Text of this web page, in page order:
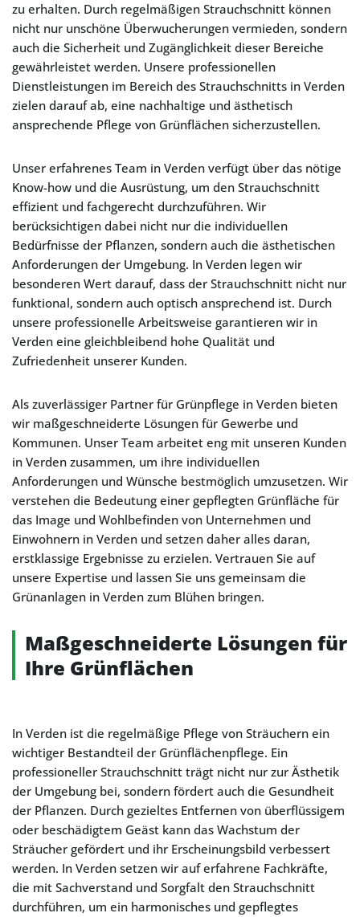
zu erhalten. Durch regelmäßigen Strauchschnitt können
nicht nur unschöne Überwucherungen vermieden, sondern
auch die Sicherheit und Zugänglichkeit dieser Bereiche
gewährleistet werden. Unsere professionellen
Dienstleistungen im Bereich des Strauchschnitts in Verden
zielen darauf ab, eine nachhaltige und ästhetisch
ansprechende Pflege von Grünflächen sicherzustellen.
Unser erfahrenes Team in Verden verfügt über das nötige
Know-how und die Ausrüstung, um den Strauchschnitt
effizient und fachgerecht durchzuführen. Wir
berücksichtigen dabei nicht nur die individuellen
Bedürfnisse der Pflanzen, sondern auch die ästhetischen
Anforderungen der Umgebung. In Verden legen wir
besonderen Wert darauf, dass der Strauchschnitt nicht nur
funktional, sondern auch optisch ansprechend ist. Durch
unsere professionelle Arbeitsweise garantieren wir in
Verden eine gleichbleibend hohe Qualität und
Zufriedenheit unserer Kunden.
Als zuverlässiger Partner für Grünpflege in Verden bieten
wir maßgeschneiderte Lösungen für Gewerbe und
Kommunen. Unser Team arbeitet eng mit unseren Kunden
in Verden zusammen, um ihre individuellen
Anforderungen und Wünsche bestmöglich umzusetzen. Wir
verstehen die Bedeutung einer gepflegten Grünfläche für
das Image und Wohlbefinden von Unternehmen und
Einwohnern in Verden und setzen daher alles daran,
erstklassige Ergebnisse zu erzielen. Vertrauen Sie auf
unsere Expertise und lassen Sie uns gemeinsam die
Grünanlagen in Verden zum Blühen bringen.
Maßgeschneiderte Lösungen für
Ihre Grünflächen
In Verden ist die regelmäßige Pflege von Sträuchern ein
wichtiger Bestandteil der Grünflächenpflege. Ein
professioneller Strauchschnitt trägt nicht nur zur Ästhetik
der Umgebung bei, sondern fördert auch die Gesundheit
der Pflanzen. Durch gezieltes Entfernen von überflüssigem
oder beschädigtem Geäst kann das Wachstum der
Sträucher gefördert und ihr Erscheinungsbild verbessert
werden. In Verden setzen wir auf erfahrene Fachkräfte,
die mit Sachverstand und Sorgfalt den Strauchschnitt
durchführen, um ein harmonisches und gepflegtes